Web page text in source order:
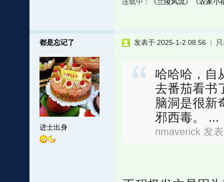
都是忘记了
进士出身
发表于 2025-1-2 08:56 |
哈哈哈，自
去番茄看书
脑洞是很新
邪西毒。 ...
nmaverick 发